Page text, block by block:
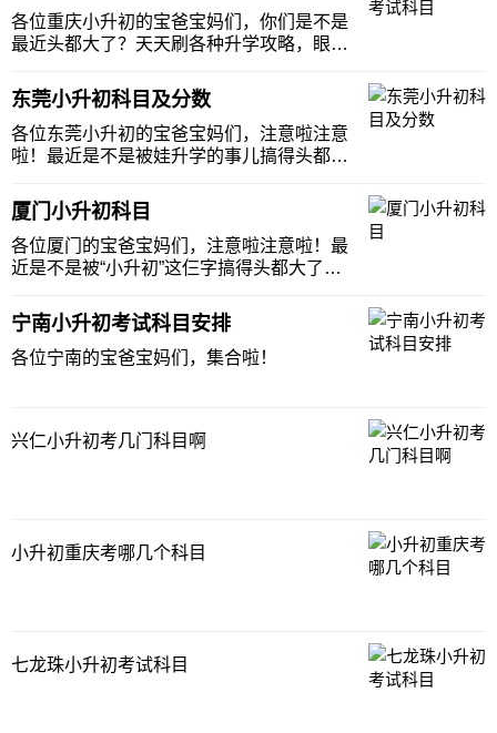
各位重庆小升初的宝爸宝妈们，你们是不是
最近头都大了？天天刷各种升学攻略，眼睛
重庆“七龙珠”小升初考试到底考些啥，让你
家娃备考不迷路，咱当爹妈的也能少掉几根
头发！先给个猛料，也就是结论哈！想进七
龙珠，数学
东莞小升初科目及分数
各位东莞小升初的宝爸宝妈们，注意啦注意
啦！最近是不是被娃升学的事儿搞得头都大
的那些事儿，科目啊分数啊，保证让你听完
豁然开朗，比喝了冰镇酸梅汤还解渴！先说
结论，敲黑板啊各位！东莞小升初公办学校
基本就是免试
厦门小升初科目
各位厦门的宝爸宝妈们，注意啦注意啦！最
近是不是被“小升初”这仨字搞得头都大了，
今天我就来给大伙儿扒一扒厦门小升初的那
些事儿，保证让你听完豁然开朗，比喝了冰
镇酸梅汤还解渴！你知道吗？厦门小升初最
宁南小升初考试科目安排
各位宁南的宝爸宝妈们，集合啦！
兴仁小升初考几门科目啊
小升初重庆考哪几个科目
七龙珠小升初考试科目